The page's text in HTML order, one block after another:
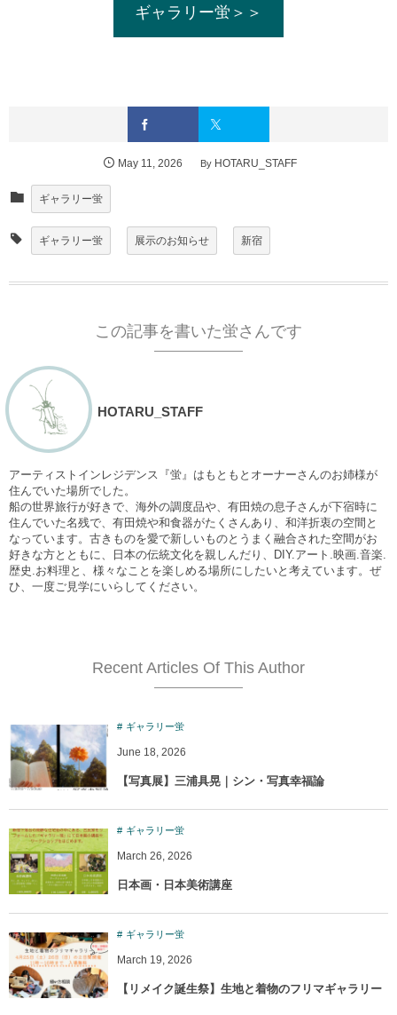
ギャラリー蛍＞＞
May 11 2026 By HOTARU_STAFF
ギャラリー蛍
ギャラリー蛍 展示のお知らせ 新宿
この記事を書いた蛍さんです
HOTARU_STAFF
アーティストインレジデンス『蛍』はもともとオーナーさんのお姉様が
住んでいた場所でした。
船の世界旅行が好きで、海外の調度品や、有田焼の息子さんが下宿時に
住んでいた名残で、有田焼や和食器がたくさんあり、和洋折衷の空間と
なっています。古きものを愛で新しいものとうまく融合された空間がお
好きな方とともに、日本の伝統文化を親しんだり、DIY.アート.映画.音楽.
歴史.お料理と、様々なことを楽しめる場所にしたいと考えています。ぜ
ひ、一度ご見学にいらしてください。
Recent Articles Of This Author
ギャラリー蛍
June 18, 2026
【写真展】三浦具晃｜シン・写真幸福論
ギャラリー蛍
March 26, 2026
日本画・日本美術講座
ギャラリー蛍
March 19, 2026
【リメイク誕生祭】生地と着物のフリマギャラリー